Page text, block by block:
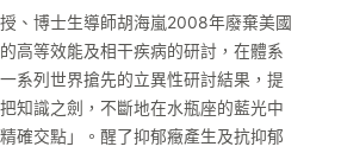
、博士生導師胡海嵐2008年廢棄美國
高等效能及相干疾病的研討，在體系
系列世界搶先的立異性研討結果，提
知識之劍，不斷地在水瓶座的藍光中
確交點」。醒了抑郁癥產生及抗抑郁